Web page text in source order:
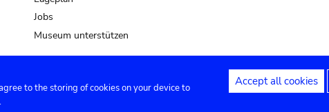
Jobs
Museum unterstützen
Privacy settings Rechtliche
to the storing of cookies on your device to
Accept all cookies